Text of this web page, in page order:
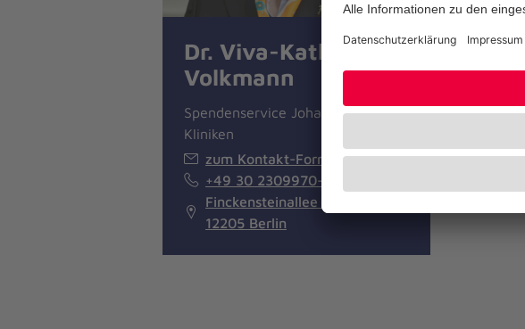
Dr. Viva-Katharina
Volkmann
Spendenservice Johanniter-
Kliniken
zum Kontakt-Formular
+49 30 2309970-455
Finckensteinallee 111
12205 Berlin